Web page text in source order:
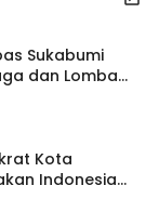
Sukabumi
dan Lomba
Kota
Indonesia
Agung